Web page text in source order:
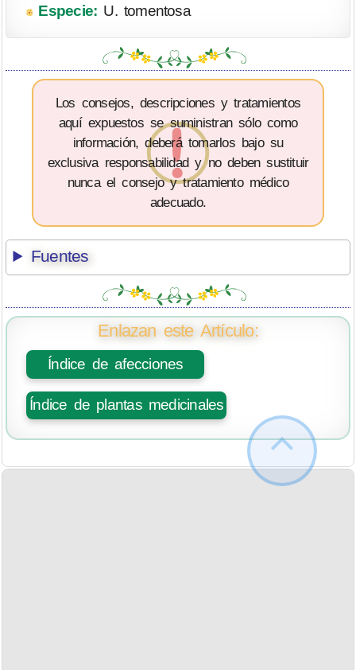
Especie: U. tomentosa
Los consejos, descripciones y tratamientos
aquí expuestos se suministran sólo como
información, deberá tomarlos bajo su
exclusiva responsabilidad y no deben sustituir
nunca el consejo y tratamiento médico
adecuado.
Fuentes
Enlazan este Artículo:
Índice de afecciones
Índice de plantas medicinales